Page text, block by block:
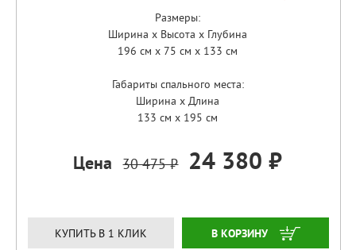
Размеры:
Ширина x Высота x Глубина
196 см x 75 см x 133 см
Габариты спального места:
Ширина x Длина
133 см x 195 см
Цена 30 475 ₽ 24 380 ₽
КУПИТЬ В 1 КЛИК ЗАКАЗАТЬ